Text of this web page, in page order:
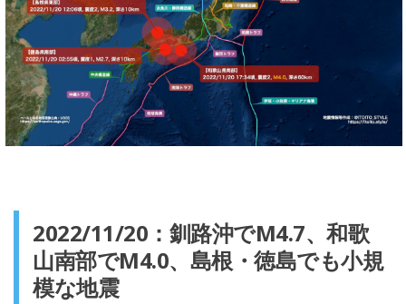
2022/11/20：釧路沖でM4.7、和歌
山南部でM4.0、島根・徳島でも小規
模な地震